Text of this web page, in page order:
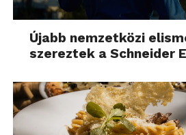
Az üzlet hátsó részében
termékek, vagy a nagy
Újabb nemzetközi
szereztek a Schneider